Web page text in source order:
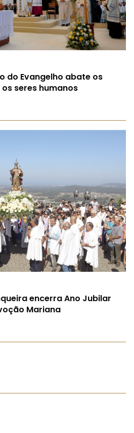
do Evangelho abate os
seres humanos
encerra Ano Jubilar
Mariana